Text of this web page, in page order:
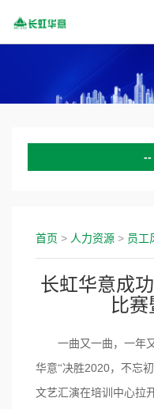
首页 > 人力资源 > 员工
长虹华意成
比
一曲又一曲，一年
华意“决胜2020，不忘
文艺汇演在培训中心拉